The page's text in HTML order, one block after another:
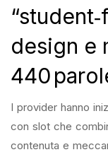
design e
440
I provider hanno
con slot che
contenuta e